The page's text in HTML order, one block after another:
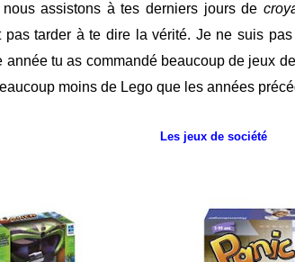
assistons à tes derniers jours de
pas tarder à te dire la vérité. Je ne suis pas
année tu as commandé beaucoup de jeux
moins de Lego que les années
Les jeux de société